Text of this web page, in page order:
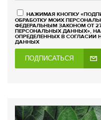
НАЖИМАЯ КНОПКУ
ОБРАБОТКУ МОИХ
ФЕДЕРАЛЬНЫМ ЗАКОНОМ ОТ
ПЕРСОНАЛЬНЫХ ДАННЫХ»,
ОПРЕДЕЛЕННЫХ В СОГЛАСИИ
ДАННЫХ
ПОДПИСАТЬСЯ